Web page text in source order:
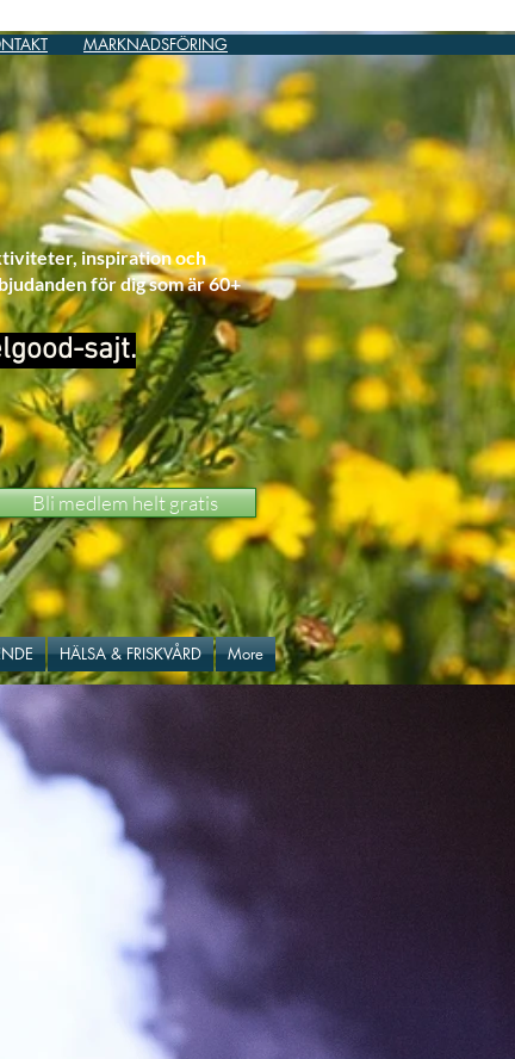
MARKNADSFÖRING
inspiration och
för dig som är 60+
sajt.
Bli medlem helt gratis
HÄLSA & FRISKVÅRD More